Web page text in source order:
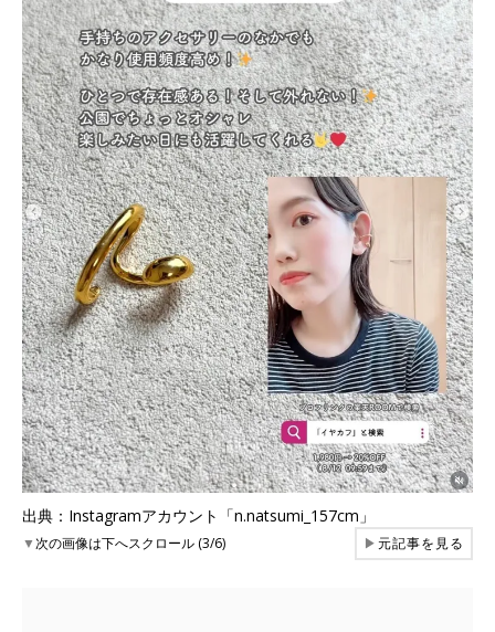
出典：Instagramアカウント「n.natsumi_157cm」
▼次の画像は下へスクロール (3/6) ▶元記事を見る